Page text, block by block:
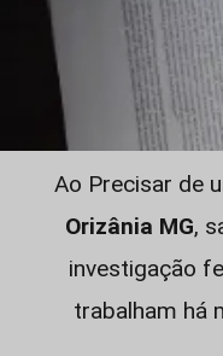
Ao Precisar de
Orizânia MG,
investigação
trabalham há